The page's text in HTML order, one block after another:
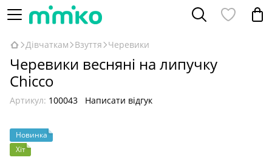
Дівчаткам Взуття Черевики
Черевики весняні на липучку
Chicco
Артикул: 100043 Написати відгук
Новинка
Хіт